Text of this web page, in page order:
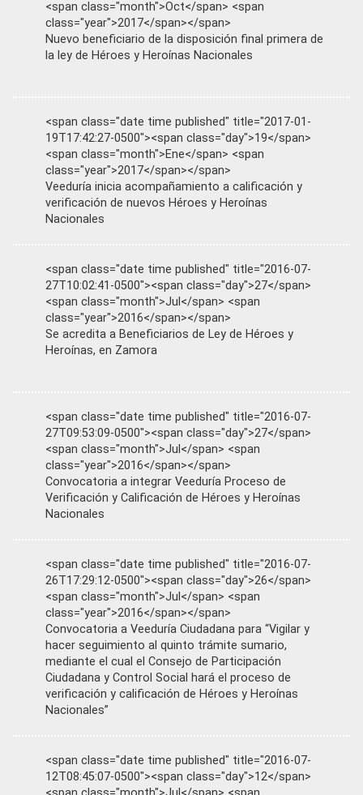
<span class="month">Oct</span> <span
class="year">2017</span></span>
Nuevo beneficiario de la disposición final primera de
la ley de Héroes y Heroínas Nacionales
<span class="date time published" title="2017-01-
19T17:42:27-0500"><span class="day">19</span>
<span class="month">Ene</span> <span
class="year">2017</span></span>
Veeduría inicia acompañamiento a calificación y
verificación de nuevos Héroes y Heroínas
Nacionales
<span class="date time published" title="2016-07-
27T10:02:41-0500"><span class="day">27</span>
<span class="month">Jul</span> <span
class="year">2016</span></span>
Se acredita a Beneficiarios de Ley de Héroes y
Heroínas, en Zamora
<span class="date time published" title="2016-07-
27T09:53:09-0500"><span class="day">27</span>
<span class="month">Jul</span> <span
class="year">2016</span></span>
Convocatoria a integrar Veeduría Proceso de
Verificación y Calificación de Héroes y Heroínas
Nacionales
<span class="date time published" title="2016-07-
26T17:29:12-0500"><span class="day">26</span>
<span class="month">Jul</span> <span
class="year">2016</span></span>
Convocatoria a Veeduría Ciudadana para “Vigilar y
hacer seguimiento al quinto trámite sumario,
mediante el cual el Consejo de Participación
Ciudadana y Control Social hará el proceso de
verificación y calificación de Héroes y Heroínas
Nacionales”
<span class="date time published" title="2016-07-
12T08:45:07-0500"><span class="day">12</span>